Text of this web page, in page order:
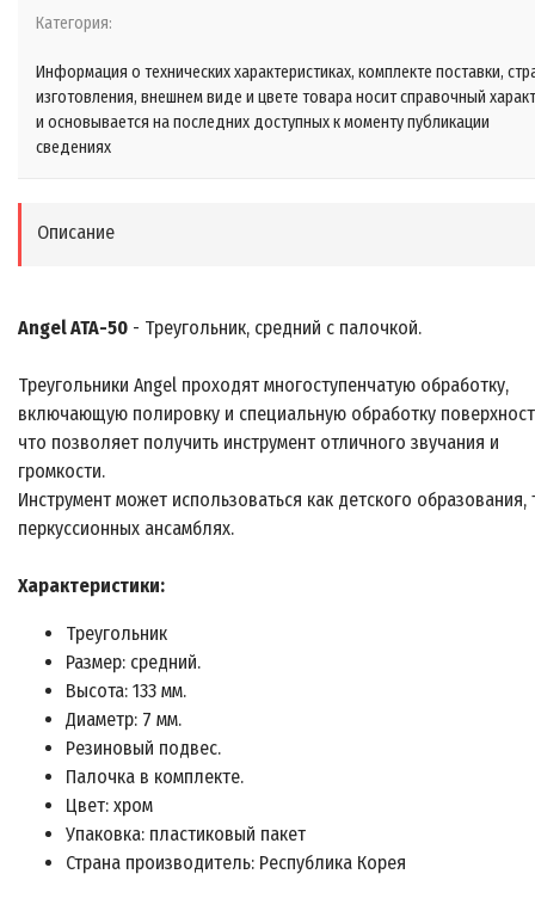
Категория:
Информация о технических характеристиках, комплекте поставки,
изготовления, внешнем виде и цвете товара носит справочный
и основывается на последних доступных к моменту публикации
сведениях
Описание
Angel ATA-50 - Треугольник, средний с палочкой.
Треугольники Angel проходят многоступенчатую обработку,
включающую полировку и специальную обработку
что позволяет получить инструмент отличного звучания и
громкости.
Инструмент может использоваться как детского образования,
перкуссионных ансамблях.
Характеристики:
Треугольник
Размер: средний.
Высота: 133 мм.
Диаметр: 7 мм.
Резиновый подвес.
Палочка в комплекте.
Цвет: хром
Упаковка: пластиковый пакет
Страна производитель: Республика Корея